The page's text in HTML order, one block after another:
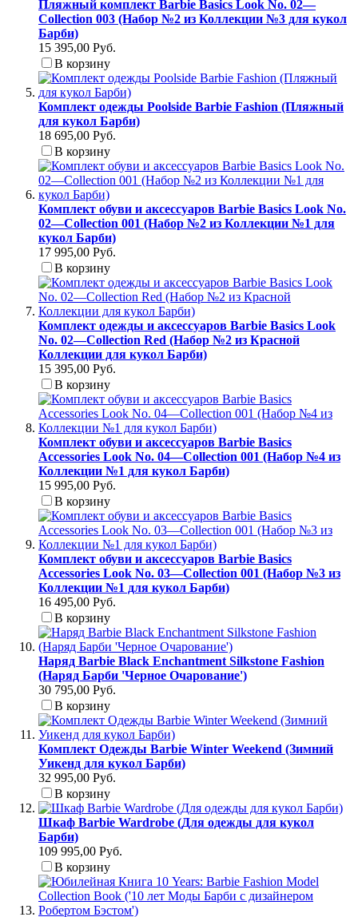
Пляжный комплект Barbie Basics Look No. 02—
Collection 003 (Набор №2 из Коллекции №3 для кукол
Барби)
15 395,00 Руб.
В корзину
Комплект одежды Poolside Barbie Fashion (Пляжный
для кукол Барби)
18 695,00 Руб.
В корзину
Комплект обуви и аксессуаров Barbie Basics Look No.
02—Collection 001 (Набор №2 из Коллекции №1 для
кукол Барби)
17 995,00 Руб.
В корзину
Комплект одежды и аксессуаров Barbie Basics Look
No. 02—Collection Red (Набор №2 из Красной
Коллекции для кукол Барби)
15 395,00 Руб.
В корзину
Комплект обуви и аксессуаров Barbie Basics
Accessories Look No. 04—Collection 001 (Набор №4 из
Коллекции №1 для кукол Барби)
15 995,00 Руб.
В корзину
Комплект обуви и аксессуаров Barbie Basics
Accessories Look No. 03—Collection 001 (Набор №3 из
Коллекции №1 для кукол Барби)
16 495,00 Руб.
В корзину
Наряд Barbie Black Enchantment Silkstone Fashion
(Наряд Барби 'Черное Очарование')
30 795,00 Руб.
В корзину
Комплект Одежды Barbie Winter Weekend (Зимний
Уикенд для кукол Барби)
32 995,00 Руб.
В корзину
Шкаф Barbie Wardrobe (Для одежды для кукол
Барби)
109 995,00 Руб.
В корзину